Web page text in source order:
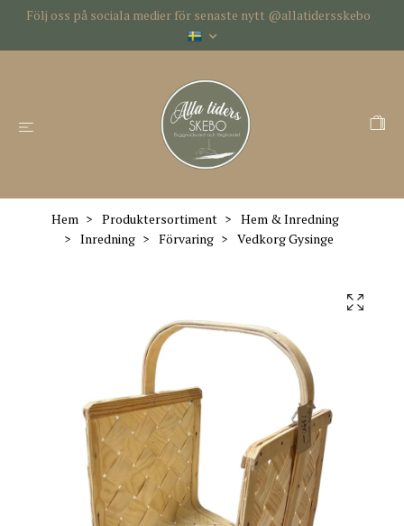
Följ oss på sociala medier för senaste nytt @allatidersskebo
Hem Produktersortiment
Hem & Inredning
Inredning
Förvaring Vedkorg Gysinge